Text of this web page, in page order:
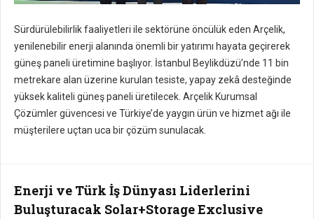
Sürdürülebilirlik faaliyetleri ile sektörüne öncülük eden Arçelik,
yenilenebilir enerji alanında önemli bir yatırımı hayata geçirerek
güneş paneli üretimine başlıyor. İstanbul Beylikdüzü’nde 11 bin
metrekare alan üzerine kurulan tesiste, yapay zekâ desteğinde
yüksek kaliteli güneş paneli üretilecek. Arçelik Kurumsal
Çözümler güvencesi ve Türkiye’de yaygın ürün ve hizmet ağı ile
müşterilere uçtan uca bir çözüm sunulacak.
Enerji ve Türk İş Dünyası Liderlerini
Buluşturacak Solar+Storage Exclusive